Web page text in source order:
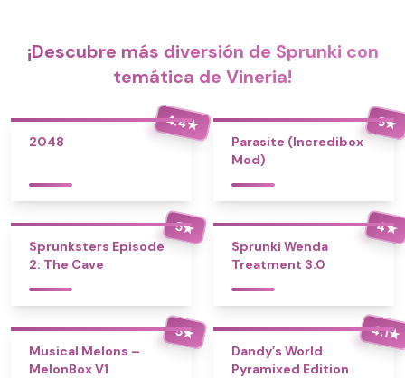
¡Descubre más diversión de Sprunki con
temática de Vineria!
4.4★
2048
5★
Parasite (Incredibox
Mod)
5★
Sprunksters Episode
2: The Cave
4★
Sprunki Wenda
Treatment 3.0
5★
Musical Melons –
MelonBox V1
4.1★
Dandy’s World
Pyramixed Edition